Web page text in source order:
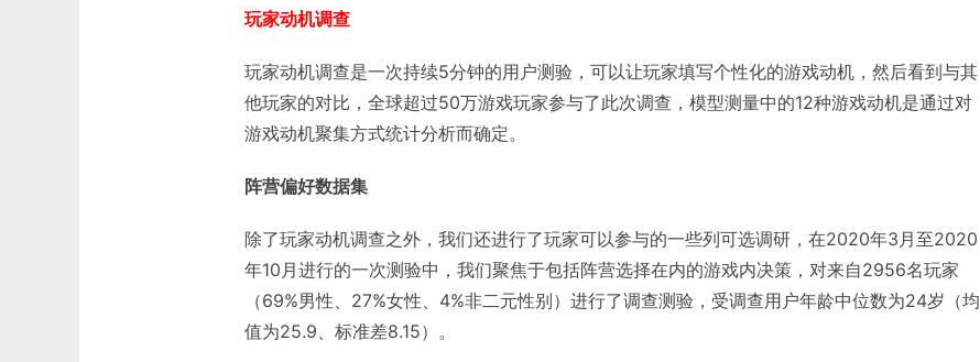
玩家动机调查
玩家动机调查是一次持续5分钟的用户测验，可以让玩家填写个性化的游戏动机，然后看到与其
他玩家的对比，全球超过50万游戏玩家参与了此次调查，模型测量中的12种游戏动机是通过对
游戏动机聚集方式统计分析而确定。
阵营偏好数据集
除了玩家动机调查之外，我们还进行了玩家可以参与的一些列可选调研，在2020年3月至2020
年10月进行的一次测验中，我们聚焦于包括阵营选择在内的游戏内决策，对来自2956名玩家
（69%男性、27%女性、4%非二元性别）进行了调查测验，受调查用户年龄中位数为24岁（均
值为25.9、标准差8.15）。